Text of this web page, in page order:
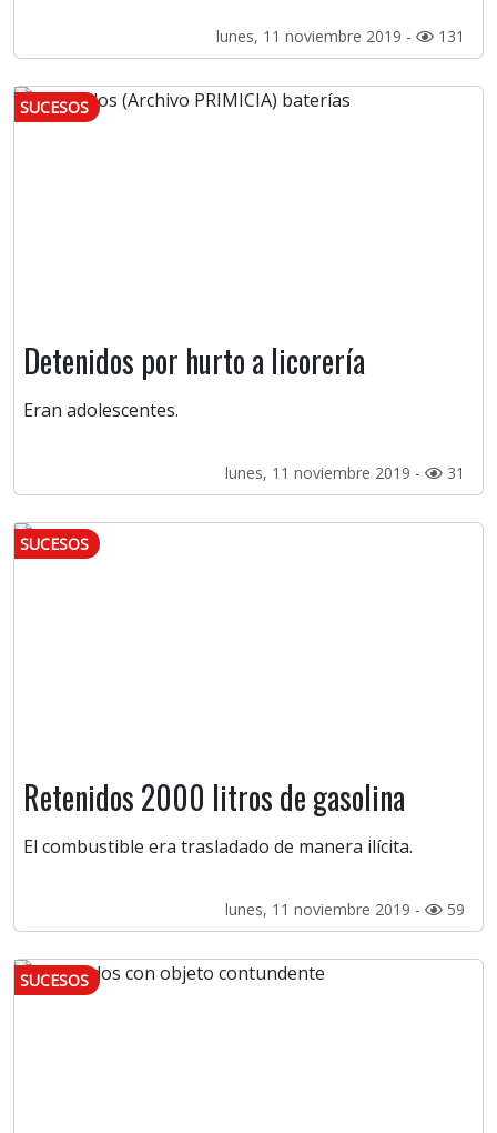
lunes, 11 noviembre 2019 - 131
SUCESOS
Detenidos por hurto a licorería
Eran adolescentes.
lunes, 11 noviembre 2019 - 31
SUCESOS
Retenidos 2000 litros de gasolina
El combustible era trasladado de manera ilícita.
lunes, 11 noviembre 2019 - 59
SUCESOS